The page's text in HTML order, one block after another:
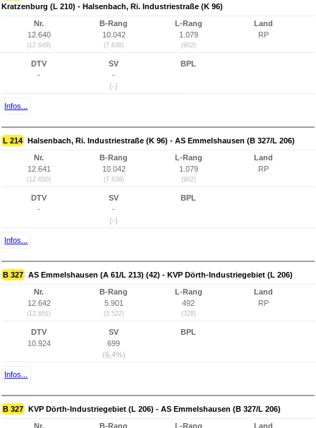
Kratzenburg (L 210) - Halsenbach, Ri. Industriestraße (K 96)
Nr.
12.640
(12.649)
B-Rang
10.042
(7.638)
L-Rang
1.079
(902)
Land
RP
DTV
-
SV
-
(-)
BPL
Infos...
L 214 Halsenbach, Ri. Industriestraße (K 96) - AS Emmelshausen (B 327/L 206)
Nr.
12.641
(12.650)
B-Rang
10.042
(7.638)
L-Rang
1.079
(902)
Land
RP
DTV
-
SV
-
(-)
BPL
Infos...
B 327 AS Emmelshausen (A 61/L 213) (42) - KVP Dörth-Industriegebiet (L 206)
Nr.
12.642
(12.651)
B-Rang
5.901
(3.522)
L-Rang
492
(328)
Land
RP
DTV
10.924
SV
699
(6,4%)
BPL
Infos...
B 327 KVP Dörth-Industriegebiet (L 206) - AS Emmelshausen (B 327/L 206)
Nr.
B-Rang
L-Rang
Land